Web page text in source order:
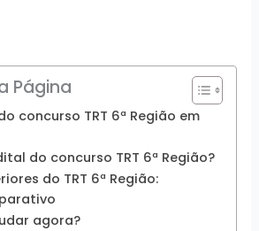
Página
concurso TRT 6ª Região em
do concurso TRT 6ª Região?
do TRT 6ª Região:
agora?